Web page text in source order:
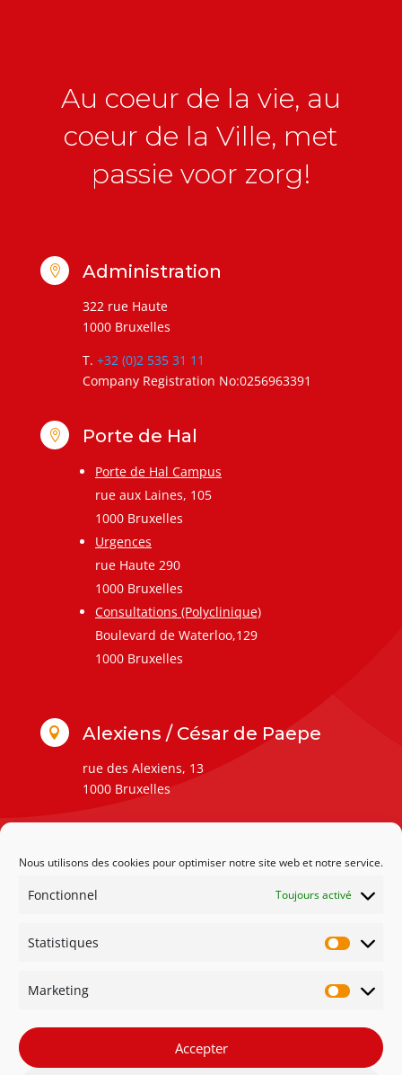
Nous utilisons des cookies pour optimiser notre site web et notre service.
Fonctionnel Toujours activé
Statistiques
Marketing
Accepter
Au coeur de la vie, au
coeur de la Ville, met
passie voor zorg!
 Administration
322 rue Haute
1000 Bruxelles
T. +32 (0)2 535 31 11
Company Registration No:0256963391
 Porte de Hal
Porte de Hal Campus
rue aux Laines, 105
1000 Bruxelles
Urgences
rue Haute 290
1000 Bruxelles
Consultations (Polyclinique)
Boulevard de Waterloo,129
1000 Bruxelles
 Alexiens / César de Paepe
rue des Alexiens, 13
1000 Bruxelles